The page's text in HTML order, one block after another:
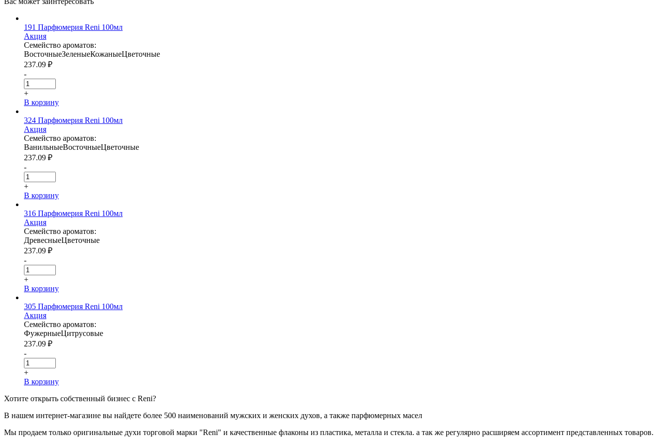
191 Парфюмерия Reni 100мл
Акция
Семейство ароматов:
ВосточныеЗеленыеКожаныеЦветочные
237.09 ₽
-
+
В корзину
324 Парфюмерия Reni 100мл
Акция
Семейство ароматов:
ВанильныеВосточныеЦветочные
237.09 ₽
-
+
В корзину
316 Парфюмерия Reni 100мл
Акция
Семейство ароматов:
ДревесныеЦветочные
237.09 ₽
-
+
В корзину
305 Парфюмерия Reni 100мл
Акция
Семейство ароматов:
ФужерныеЦитрусовые
237.09 ₽
-
+
В корзину
Хотите открыть собственный бизнес с Reni?
В нашем интернет-магазине вы найдете более 500 наименований мужских и женских духов, а также парфюмерных масел
Мы продаем только оригинальные духи торговой марки "Reni" и качественные флаконы из пластика, металла и стекла. а так же регулярно расширяем ассортимент представленных товаров.